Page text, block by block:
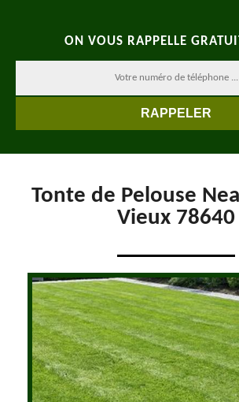
ON VOUS RAPPELLE
Tonte de Pelouse
Vieux 78640